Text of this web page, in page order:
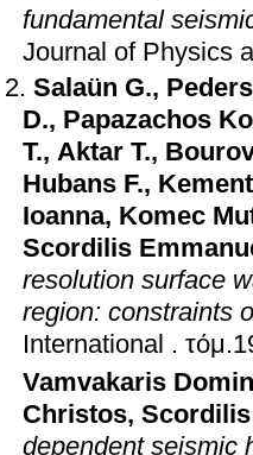
fundamental
Journal of Physics
Salaün G.,
D., Papazachos
T., Aktar T.,
Hubans F.,
Ioanna, Komec
Scordilis
resolution surface
region: constraints
International .
Vamvakaris
Christos,
dependent seismic